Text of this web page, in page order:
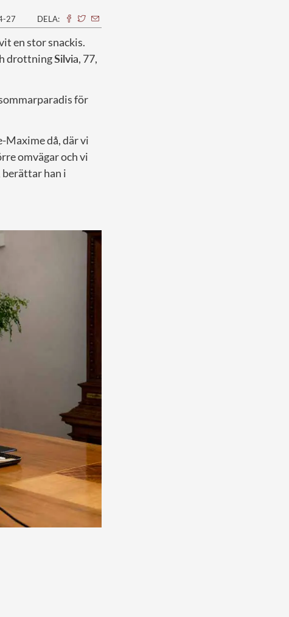
27 DELA:
en stor snackis.
drottningSilvia, 77,
för
Maxime då, där vi
omvägar och vi
berättar han i